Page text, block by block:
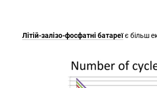
Літій-залізо-фосфатні батареїє більш